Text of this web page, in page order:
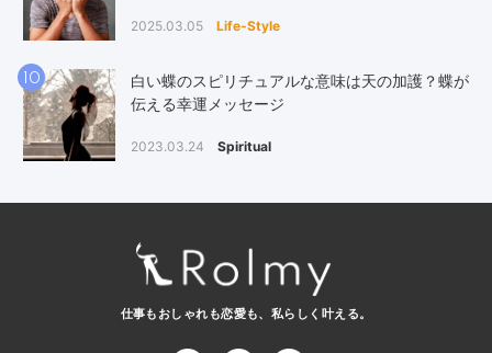
2025.03.05 Life-Style
10
白い蝶のスピリチュアルな意味は天の加護？蝶が
伝える幸運メッセージ
2023.03.24 Spiritual
仕事もおしゃれも恋愛も、 私らしく叶える。